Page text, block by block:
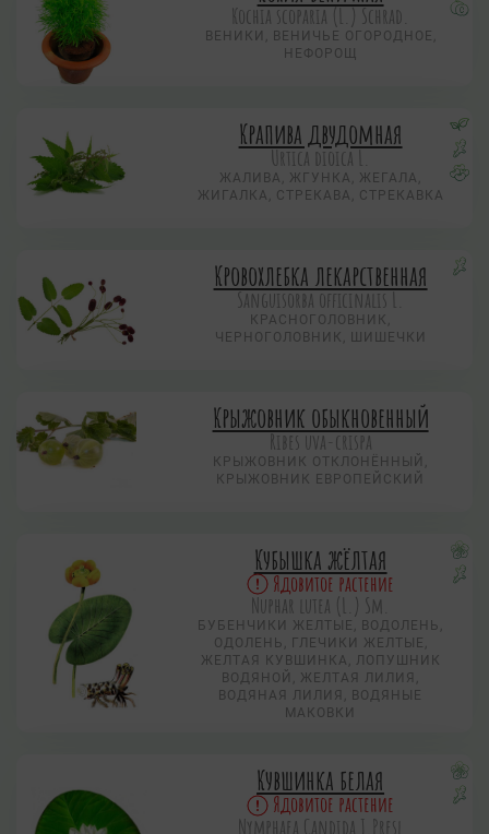
Коchia scoparia (L.) Schrad.
ВЕНИКИ, ВЕНИЧЬЕ ОГОРОДНОЕ,
НЕФОРОЩ
Крапива двудомная
Urtica dioica L.
ЖАЛИВА, ЖГУНКА, ЖЕГАЛА,
ЖИГАЛКА, СТРЕКАВА, СТРЕКАВКА
Кровохлебка лекарственная
Sanguisorba officinalis L.
КРАСНОГОЛОВНИК,
ЧЕРНОГОЛОВНИК, ШИШЕЧКИ
Крыжовник обыкновенный
Ribes uva-crispa
КРЫЖОВНИК ОТКЛОНЁННЫЙ,
КРЫЖОВНИК ЕВРОПЕЙСКИЙ
Кубышка жёлтая
Ядовитое растение
Nuphar lutea (L.) Sm.
БУБЕНЧИКИ ЖЕЛТЫЕ, ВОДОЛЕНЬ,
ОДОЛЕНЬ, ГЛЕЧИКИ ЖЕЛТЫЕ,
ЖЕЛТАЯ КУВШИНКА, ЛОПУШНИК
ВОДЯНОЙ, ЖЕЛТАЯ ЛИЛИЯ,
ВОДЯНАЯ ЛИЛИЯ, ВОДЯНЫЕ
МАКОВКИ
Кувшинка белая
Ядовитое растение
Nymphаеа Candida J.Presl